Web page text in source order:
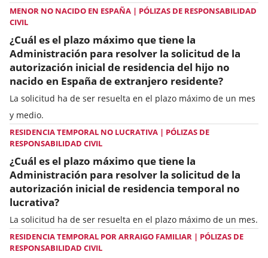
MENOR NO NACIDO EN ESPAÑA | PÓLIZAS DE RESPONSABILIDAD
CIVIL
¿Cuál es el plazo máximo que tiene la
Administración para resolver la solicitud de la
autorización inicial de residencia del hijo no
nacido en España de extranjero residente?
La solicitud ha de ser resuelta en el plazo máximo de un mes
y medio.
RESIDENCIA TEMPORAL NO LUCRATIVA | PÓLIZAS DE
RESPONSABILIDAD CIVIL
¿Cuál es el plazo máximo que tiene la
Administración para resolver la solicitud de la
autorización inicial de residencia temporal no
lucrativa?
La solicitud ha de ser resuelta en el plazo máximo de un mes.
RESIDENCIA TEMPORAL POR ARRAIGO FAMILIAR | PÓLIZAS DE
RESPONSABILIDAD CIVIL